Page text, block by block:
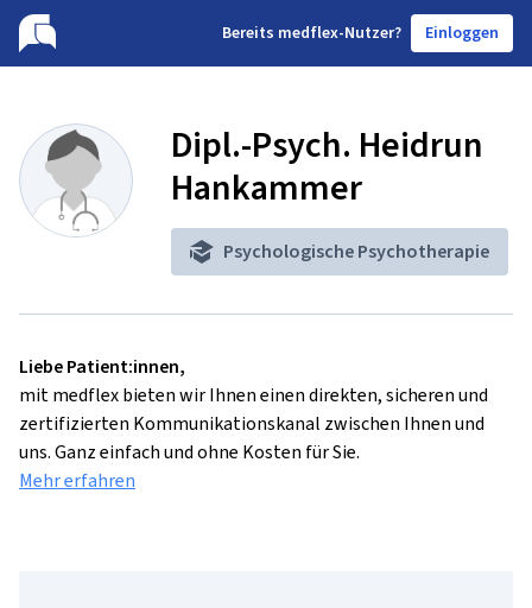
Bereits medflex-Nutzer? Einloggen
Dipl.-Psych. Heidrun
Hankammer
Psychologische Psychotherapie
Liebe Patient:innen,
mit medflex bieten wir Ihnen einen direkten, sicheren und
zertifizierten Kommunikationskanal zwischen Ihnen und
uns. Ganz einfach und ohne Kosten für Sie.
Mehr erfahren